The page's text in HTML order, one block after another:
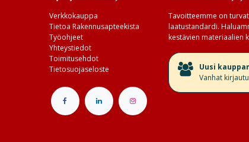
Verkkokauppa
Tietoa Rakennusapteekista
Työohjeet
Yhteystiedot
Toimitusehdot
Tietosuojaseloste
Tavoitteemme on
laatustandardi.
kestävien materiaalien
​Uusi
Vanhat